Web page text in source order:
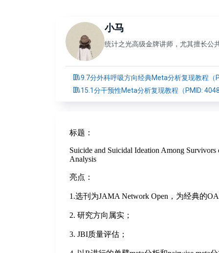
小马
统计之光高级金牌讲师，尤其擅长公
9.7分外科呼吸方向经典Meta分析复现教程（
15.1分干预性Meta分析复现教程（PMID: